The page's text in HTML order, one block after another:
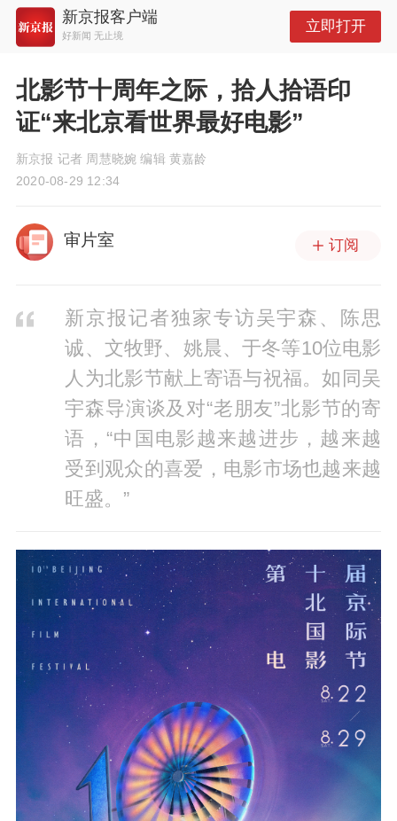
新京报客户端
好新闻 无止境
立即打开
北影节十周年之际，拾人拾语印
证“来北京看世界最好电影”
新京报 记者 周慧晓婉 编辑 黄嘉龄
2020-08-29 12:34
审片室 订阅
新京报记者独家专访吴宇森、陈思
诚、文牧野、姚晨、于冬等10位电影
人为北影节献上寄语与祝福。如同吴
宇森导演谈及对“老朋友”北影节的寄
语，“中国电影越来越进步，越来越
受到观众的喜爱，电影市场也越来越
旺盛。”